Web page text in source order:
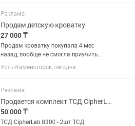
и надёжный комплект ✅ Состояние...
Реклама
Продам детскую кроватку
27 000 ₸
Продам кроватку покупала 4 мес
назад, вообще не смогла приучить
спать в ней, размер 100 на 60, матрас в
комплекте, можно как приставная к
качания, музыка и подключение...
Усть-Каменогорск, сегодня
Реклама
Продается комплект ТСД CipherLab 3шт с базовой станцией
50 000 ₸
ТСД CipherLab 8300 - 2шт ТСД